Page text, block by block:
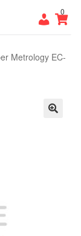
0
Metrology EC-